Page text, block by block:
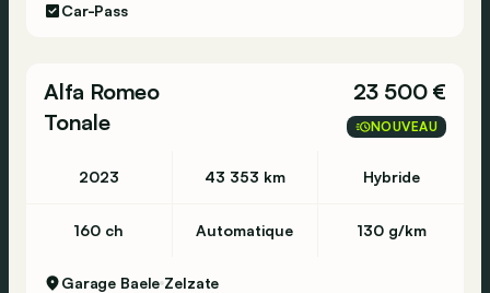
Car-Pass
Alfa Romeo
Tonale
23 500 €
NOUVEAU
2023 43 353 km Hybride
160 ch Automatique 130 g/km
Garage Baele Zelzate